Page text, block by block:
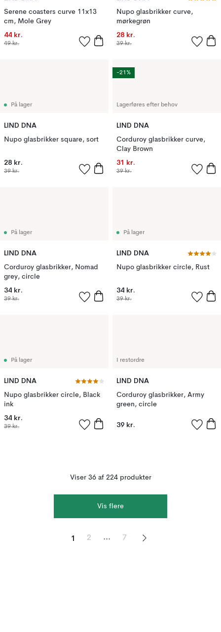
Serene coasters curve 11x13
cm, Mole Grey
44 kr.
49 kr.
Nupo glasbrikker curve,
mørkegrøn
28 kr.
39 kr.
På lager
LIND DNA
Nupo glasbrikker square, sort
28 kr.
39 kr.
Lagerføres efter behov
LIND DNA
Corduroy glasbrikker curve,
Clay Brown
31 kr.
39 kr.
-21%
På lager
LIND DNA
Corduroy glasbrikker, Nomad
grey, circle
34 kr.
39 kr.
På lager
LIND DNA
Nupo glasbrikker circle, Rust
34 kr.
39 kr.
På lager
LIND DNA
Nupo glasbrikker circle, Black
ink
34 kr.
39 kr.
I restordre
LIND DNA
Corduroy glasbrikker, Army
green, circle
39 kr.
Viser 36 af 224 produkter
Vis flere
1 2 ... 7